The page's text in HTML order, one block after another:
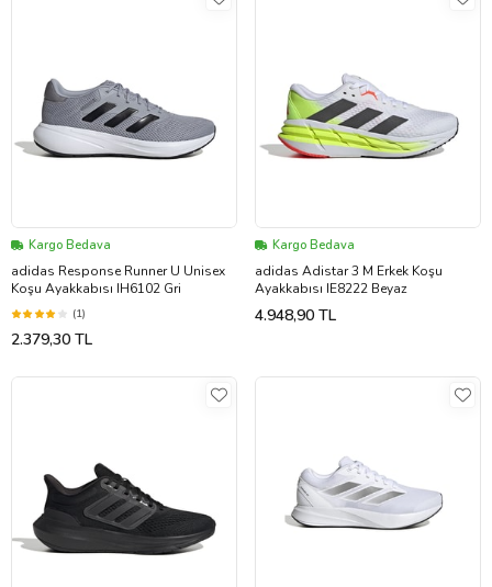
Kargo Bedava
adidas Response Runner U Unisex
Koşu Ayakkabısı IH6102 Gri
(1)
2.379,30 TL
Kargo Bedava
adidas Adistar 3 M Erkek Koşu
Ayakkabısı IE8222 Beyaz
4.948,90 TL